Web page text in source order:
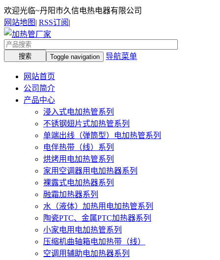
欢迎光临~丹阳市久信电热电器有限公司
网站地图 | RSS订阅 |
Toggle navigation 导航菜单
网站首页
公司简介
产品中心
浸入式电加热管系列
不锈钢翅片式加热管系列
单端出线（弹筒型）电加热管系列
电伴热带（线）系列
烘烤用电加热管系列
家用空调器用电加热器系列
裸露式电加热器系列
融霜加热器系列
水（液体）加热用电加热管系列
陶瓷PTC、金属PTC加热器系列
小家电用电加热管系列
压缩机曲轴箱电加热带（线）
空调用辅助电加热器系列